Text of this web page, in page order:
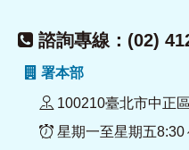
諮詢專線：(02)
署本部
100210臺北市中正
星期一至星期五8:30